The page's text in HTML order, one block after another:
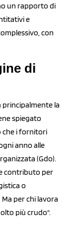
un rapporto di
e
con
di
principalmente la
spiegato
che i fornitori
anno alle
(Gdo).
contributo per
o
per chi lavora
più crudo".